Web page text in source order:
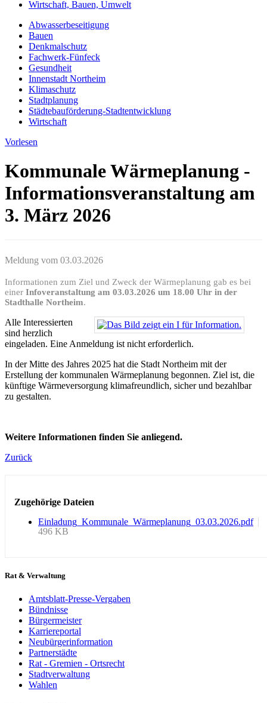
Wirtschaft, Bauen, Umwelt
Abwasserbeseitigung
Bauen
Denkmalschutz
Fachwerk-Fünfeck
Gesundheit
Innenstadt Northeim
Klimaschutz
Stadtplanung
Städtebauförderung-Stadtentwicklung
Wirtschaft
Vorlesen
Kommunale Wärmeplanung -
Informationsveranstaltung am
3. März 2026
Meldung vom 03.03.2026
Informationen zum Ziel und Zweck der Wärmeplanung gab es bei
einer Infoveranstaltung am 03.03.2026 um 18.00 Uhr in der
Stadthalle Northeim.
Alle Interessierten
sind herzlich
eingeladen. Eine Anmeldung ist nicht erforderlich.
In der Mitte des Jahres 2025 hat die Stadt Northeim mit der
Erstellung der kommunalen Wärmeplanung begonnen. Ziel ist, die
künftige Wärmeversorgung klimafreundlich, sicher und bezahlbar
zu gestalten.
Weitere Informationen finden Sie anliegend.
Zurück
Zugehörige Dateien
Einladung_Kommunale_Wärmeplanung_03.03.2026.pdf
496 KB
Rat & Verwaltung
Amtsblatt-Presse-Vergaben
Bündnisse
Bürgermeister
Karriereportal
Neubürgerinformation
Partnerstädte
Rat - Gremien - Ortsrecht
Stadtverwaltung
Wahlen